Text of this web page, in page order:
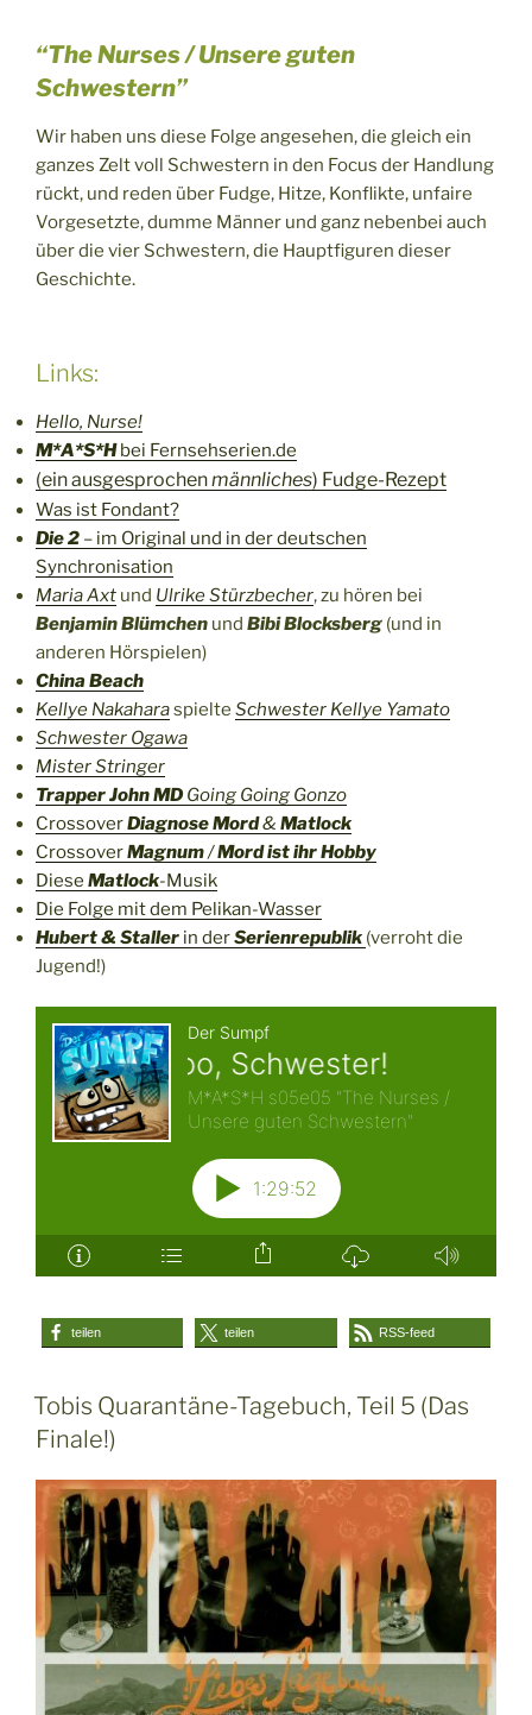
“The Nurses / Unsere guten
Schwestern”
Wir haben uns diese Folge angesehen, die gleich ein
ganzes Zelt voll Schwestern in den Focus der Handlung
rückt, und reden über Fudge, Hitze, Konflikte, unfaire
Vorgesetzte, dumme Männer und ganz nebenbei auch
über die vier Schwestern, die Hauptfiguren dieser
Geschichte.
Links:
Hello, Nurse!
M*A*S*Hbei Fernsehserien.de
(ein ausgesprochenmännliches) Fudge-Rezept
Was ist Fondant?
Die 2 – im Original und in der deutschen
Synchronisation
Maria Axt und Ulrike Stürzbecher, zu hören bei
Benjamin Blümchen und Bibi Blocksberg (und in
anderen Hörspielen)
China Beach
Kellye Nakaharaspielte Schwester Kellye Yamato
Schwester Ogawa
Mister Stringer
Trapper John MDGoing Going Gonzo
CrossoverDiagnose Mord& Matlock
CrossoverMagnum/Mord ist ihr Hobby
Diese Matlock-Musik
Die Folge mit dem Pelikan-Wasser
Hubert & Staller in derSerienrepublik (verroht die
Jugend!)
teilen teilen RSS-feed
Tobis Quarantäne-Tagebuch, Teil 5 (Das
Finale!)